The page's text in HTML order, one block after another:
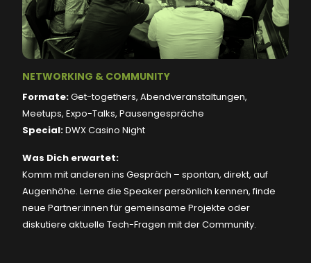
NETWORKING & COMMUNITY
Formate:Get-togethers, Abendveranstaltungen,
Meetups, Expo-Talks, Pausengespräche
Special:DWX Casino Night
Was Dich erwartet:
Komm mit anderen ins Gespräch – spontan, direkt, auf
Augenhöhe. Lerne die Speaker persönlich kennen, finde
neue Partner:innen für gemeinsame Projekte oder
diskutiere aktuelle Tech-Fragen mit der Community.